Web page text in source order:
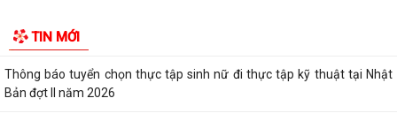
TIN MỚI
trong quá trình xây dựng và phát...
Thông báo tuyển chọn thực tập sinh nữ đi thực tập kỹ thuật tại Nhật
Bản đợt II năm 2026